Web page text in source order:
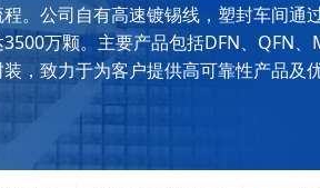
。公司自有高速镀锡线，塑封车间通
万颗。主要产品包括DFN、QFN
，致力于为客户提供高可靠性产品及优